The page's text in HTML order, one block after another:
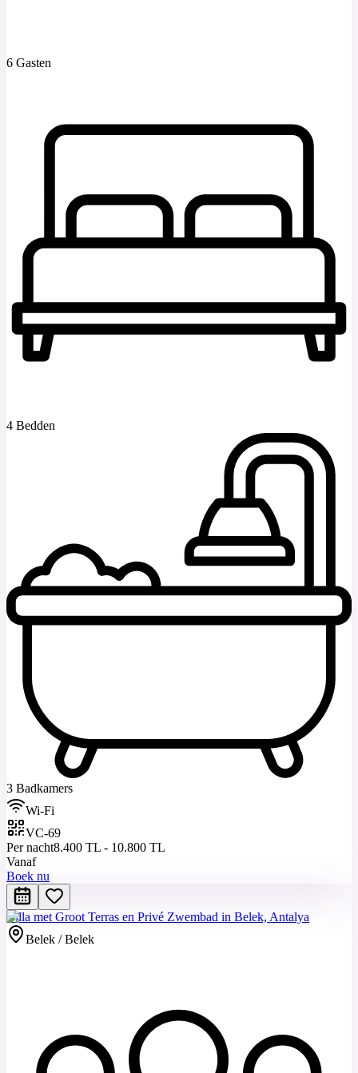
6 Gasten
4 Bedden
3 Badkamers
Wi-Fi
VC-69
Per nacht8.400 TL - 10.800 TL
Vanaf
Boek nu
Villa met Groot Terras en Privé Zwembad in Belek, Antalya
Belek / Belek